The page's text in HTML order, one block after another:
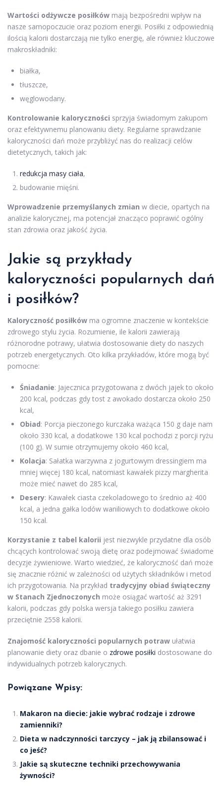
Wartości odżywcze posiłków mają bezpośredni wpływ na
nasze samopoczucie oraz poziom energii. Posiłki z odpowiednią
ilością kalorii dostarczają nie tylko energię, ale również kluczowe
makroskładniki:
białka,
tłuszcze,
węglowodany.
Kontrolowanie kaloryczności sprzyja świadomym zakupom
oraz efektywnemu planowaniu diety. Regularne sprawdzanie
kaloryczności dań może przybliżyć nas do realizacji celów
dietetycznych, takich jak:
redukcja masy ciała,
budowanie mięśni.
Wprowadzenie przemyślanych zmian w diecie, opartych na
analizie kalorycznej, ma potencjał znacząco poprawić ogólny
stan zdrowia oraz jakość życia.
Jakie są przykłady
kaloryczności popularnych dań
i posiłków?
Kaloryczność posiłków ma ogromne znaczenie w kontekście
zdrowego stylu życia. Rozumienie, ile kalorii zawierają
różnorodne potrawy, ułatwia dostosowanie diety do naszych
potrzeb energetycznych. Oto kilka przykładów, które mogą być
pomocne:
Śniadanie: Jajecznica przygotowana z dwóch jajek to około
200 kcal, podczas gdy tost z awokado dostarcza około 250
kcal,
Obiad: Porcja pieczonego kurczaka ważąca 150 g daje nam
około 330 kcal, a dodatkowe 130 kcal pochodzi z porcji ryżu
(100 g). W sumie otrzymujemy około 460 kcal,
Kolacja: Sałatka warzywna z jogurtowym dressingiem ma
mniej więcej 180 kcal, natomiast kawałek pizzy margherita
może mieć nawet do 285 kcal,
Desery: Kawałek ciasta czekoladowego to średnio aż 400
kcal, a jedna gałka lodów waniliowych to dodatkowe około
150 kcal.
Korzystanie z tabel kalorii jest niezwykle przydatne dla osób
chcących kontrolować swoją dietę oraz podejmować świadome
decyzje żywieniowe. Warto wiedzieć, że kaloryczność dań może
się znacznie różnić w zależności od użytych składników i metod
ich przygotowania. Na przykład tradycyjny obiad świąteczny
w Stanach Zjednoczonych może osiągać wartość aż 3291
kalorii, podczas gdy polska wersja takiego posiłku zawiera
przeciętnie 2558 kalorii.
Znajomość kaloryczności popularnych potraw ułatwia
planowanie diety oraz dbanie o zdrowe posiłki dostosowane do
indywidualnych potrzeb kalorycznych.
Powiązane Wpisy:
Makaron na diecie: jakie wybrać rodzaje i zdrowe
zamienniki?
Dieta w nadczynności tarczycy – jak ją zbilansować i
co jeść?
Jakie są skuteczne techniki przechowywania
żywności?